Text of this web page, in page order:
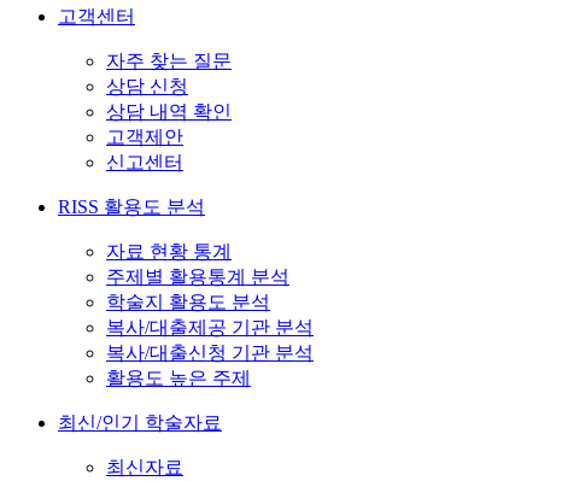
고객센터
자주 찾는 질문
상담 신청
상담 내역 확인
고객제안
신고센터
RISS 활용도 분석
자료 현황 통계
주제별 활용통계 분석
학술지 활용도 분석
복사/대출제공 기관 분석
복사/대출신청 기관 분석
활용도 높은 주제
최신/인기 학술자료
최신자료